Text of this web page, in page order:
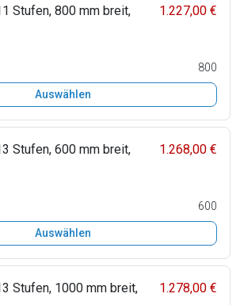
Stufen, 800 mm breit,
1.227,00 €
800
Auswählen
Stufen, 600 mm breit,
1.268,00 €
600
Auswählen
Stufen, 1000 mm breit,
1.278,00 €